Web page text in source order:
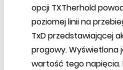
opcji TXTherhold
poziomej linii na
TxD przedstawiającej
progowy. Wyświetlona
wartość tego napięcia.